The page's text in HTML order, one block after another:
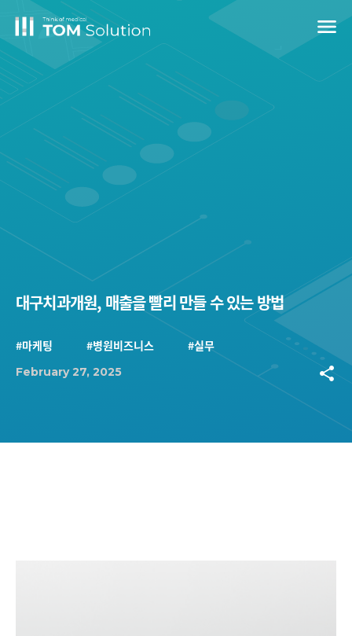
menu
대구치과개원, 매출을 빨리 만들 수 있는 방법
#마케팅 #병원비즈니스 #실무
February 27, 2025 share